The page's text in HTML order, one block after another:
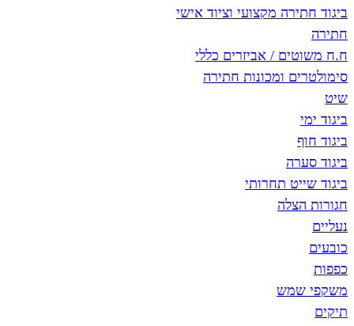
מקצועי וציוד אישי
/ אביזרים כללי
ומכונות חתירה
תחרותי